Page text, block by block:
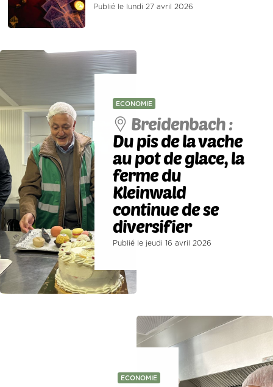
Publié le lundi 27 avril 2026
ECONOMIE
Breidenbach :
Du pis de la vache
au pot de glace, la
ferme du
Kleinwald
continue de se
diversifier
Publié le jeudi 16 avril 2026
ECONOMIE